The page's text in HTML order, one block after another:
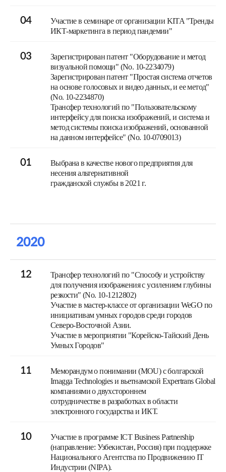
04
Участие в семинаре от организации KITA "Тренды
ИКТ-маркетинга в период пандемии"
03
Зарегистрирован патент "Оборудование и метод
визуальной помощи" (No. 10-2234079)
Зарегистрирован патент "Простая система отчетов
на основе голосовых и видео данных, и ее метод"
(No. 10-2234870)
Трансфер технологий по "Пользовательскому
интерфейсу для поиска изображений, и система и
метод системы поиска изображений, основанной
на данном интерфейсе" (No. 10-0709013)
01
Выбрана в качестве нового предприятия для
несения альтернативной
гражданской службы в 2021 г.
2020
12
Трансфер технологий по "Способу и устройству
для получения изображения с усилением глубины
резкости" (No. 10-1212802)
Участие в мастер-классе от организации WeGO по
инициативам умных городов среди городов
Северо-Восточной Азии.
Участие в мероприятии "Корейско-Тайский День
Умных Городов"
11
Меморандум о понимании (MOU) с болгарской
Imagga Technologies и вьетнамской Expertrans Global
компаниями о двухстороннем
сотрудничестве в разработках в области
электронного государства и ИКТ.
10
Участие в программе ICT Business Partnership
(направление: Узбекистан, Россия) при поддержке
Национального Агентства по Продвижению IT
Индустрии (NIPA).